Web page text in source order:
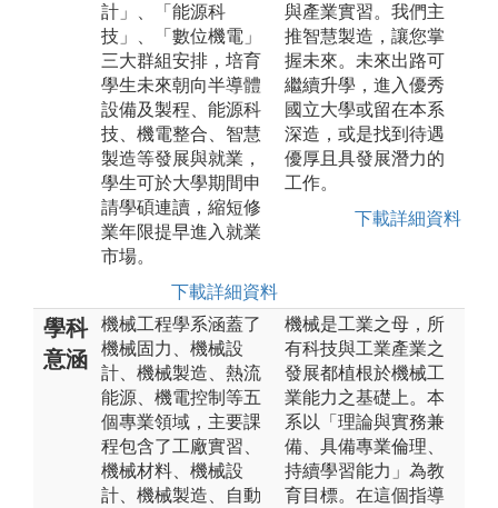
計」、「能源科
技」、「數位機電」
三大群組安排，培育
學生未來朝向半導體
設備及製程、能源科
技、機電整合、智慧
製造等發展與就業，
學生可於大學期間申
請學碩連讀，縮短修
業年限提早進入就業
市場。
下載詳細資料
與產業實習。我們主
推智慧製造，讓您掌
握未來。未來出路可
繼續升學，進入優秀
國立大學或留在本系
深造，或是找到待遇
優厚且具發展潛力的
工作。
下載詳細資料
學科
意涵
機械工程學系涵蓋了
機械固力、機械設
計、機械製造、熱流
能源、機電控制等五
個專業領域，主要課
程包含了工廠實習、
機械材料、機械設
計、機械製造、自動
機械是工業之母，所
有科技與工業產業之
發展都植根於機械工
業能力之基礎上。本
系以「理論與實務兼
備、具備專業倫理、
持續學習能力」為教
育目標。在這個指導